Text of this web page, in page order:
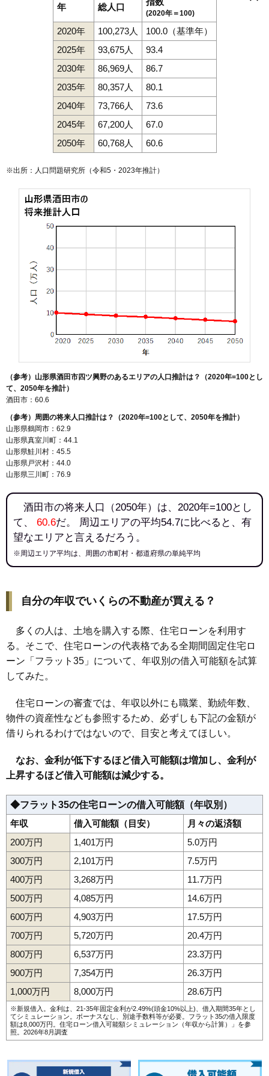
広栄町 2.1万円 -2.4%
黒森 1.6万円 215万円
山寺 1.5万円 48万円
1.4万円
飯森山 1.3万円
手蔵田 1.1万円
宮海 1.1万円
年 総人口
(2020年＝100)
2020年 100,273人
100.0（基準年）
2025年
93,675人
93.4
2030年
86,969人
86.7
2035年
80,357人
80.1
2040年
73,766人
73.6
2045年
67,200人
67.0
2050年
60,768人 60.6
※出所：人口問題研究所（令和5・2023年推計）
（参考）山形県酒田市四ツ興野のあるエリアの人口推計は？（2020年=100とし
て、2050年を推計）
酒田市：60.6
（参考）周囲の将来人口推計は？（2020年=100として、2050年を推計）
山形県鶴岡市：62.9
山形県真室川町：44.1
山形県鮭川村：45.5
山形県戸沢村：44.0
山形県三川町：76.9
酒田市の将来人口（2050年）は、2020年=100とし
て、 60.6だ。 周辺エリアの平均54.7に比べると、有
望なエリアと言えるだろう。
※周辺エリア平均は、周囲の市町村・都道府県の単純平均
自分の年収でいくらの不動産が買える？
多くの人は、土地を購入する際、住宅ローンを利用す
る。そこで、住宅ローンの代表格である全期間固定住宅ロ
ーン「フラット35」について、年収別の借入可能額を試算
してみた。
住宅ローンの審査では、年収以外にも職業、勤続年数、
物件の資産性なども参照するため、必ずしも下記の金額が
借りられるわけではないので、目安と考えてほしい。
なお、金利が低下するほど借入可能額は増加し、金利が
上昇するほど借入可能額は減少する。
◆フラット35の住宅ローンの借入可能額（年収別）
年収
借入可能額（目安）
月々の返済額
200万円
1,401万円
5.0万円
300万円
2,101万円
7.5万円
400万円
3,268万円
11.7万円
500万円
4,085万円
14.6万円
600万円
4,903万円
17.5万円
700万円
5,720万円
20.4万円
800万円
6,537万円
23.3万円
900万円
7,354万円
26.3万円
1,000万円
8,000万円 28.6万円
※新規借入。金利は、21-35年固定金利が2.49%(頭金10%以上)、借入期間35年とし
てシミュレーション。ボーナスなし、別途手数料等が必要。フラット35の借入限度
額は8,000万円。 住宅ローン借入可能額シミュレーション（年収から計算）
」を参
照。2026年8月調査
新橋末広町 住吉町千石町 千日町高砂高見台
東栄町中町楢橋新井田町新堀錦町（大字なし）
東泉町東大町 東中の口町 東両羽町光ケ丘日吉町
富士見町船場町麓穂積松美町みずほ緑ケ丘緑町南新町
宮野浦本楯山寺山元ゆたか 四ツ興野
若原町若宮町
東酒田駅 酒田駅本楯駅